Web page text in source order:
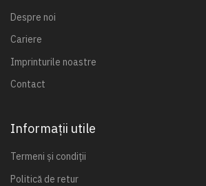
Despre noi
Cariere
Imprinturile noastre
Contact
Informații utile
Termeni și condiții
Politică de retur